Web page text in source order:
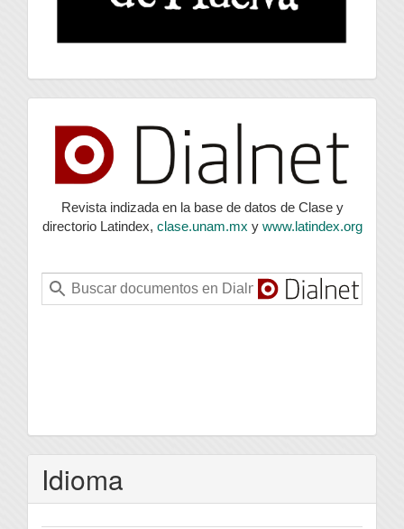
index
Revista indizada en la base de datos de Clase y
directorio Latindex, clase.unam.mx y www.latindex.org
Idioma